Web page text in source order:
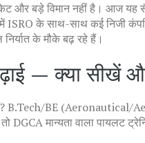
और बड़े विमान नहीं है। आज
के साथ-साथ कई निजी
के मौके बढ़ रहे हैं।
— क्या सीखें
B.Tech/BE (Aeronautical/
DGCA मान्यता वाला पायलट